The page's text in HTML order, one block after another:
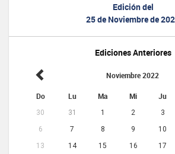
Edición del
25 de Noviembre de
Ediciones Anteriores
Noviembre 2022
Do Lu Ma Mi Ju
30 31 1 2 3
6
7 8 9 10
13
14 15 16 17